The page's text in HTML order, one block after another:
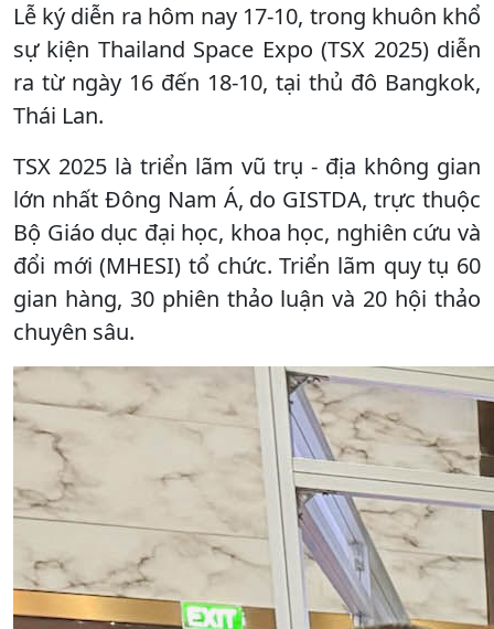
Lễ ký diễn ra hôm nay 17-10, trong khuôn khổ
sự kiện Thailand Space Expo (TSX 2025) diễn
ra từ ngày 16 đến 18-10, tại thủ đô Bangkok,
Thái Lan.
TSX 2025 là triển lãm vũ trụ - địa không gian
lớn nhất Đông Nam Á, do GISTDA, trực thuộc
Bộ Giáo dục đại học, khoa học, nghiên cứu và
đổi mới (MHESI) tổ chức. Triển lãm quy tụ 60
gian hàng, 30 phiên thảo luận và 20 hội thảo
chuyên sâu.